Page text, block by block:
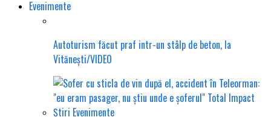
Evenimente
Autoturism făcut praf intr-un stâlp de beton, la
Vitănești/VIDEO